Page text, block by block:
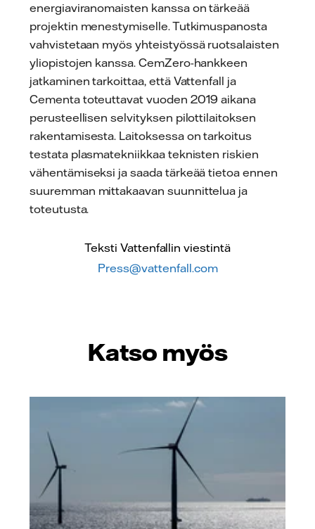
energiaviranomaisten kanssa on tärkeää
projektin menestymiselle. Tutkimuspanosta
vahvistetaan myös yhteistyössä ruotsalaisten
yliopistojen kanssa. CemZero-hankkeen
jatkaminen tarkoittaa, että Vattenfall ja
Cementa toteuttavat vuoden 2019 aikana
perusteellisen selvityksen pilottilaitoksen
rakentamisesta. Laitoksessa on tarkoitus
testata plasmatekniikkaa teknisten riskien
vähentämiseksi ja saada tärkeää tietoa ennen
suuremman mittakaavan suunnittelua ja
toteutusta.
Teksti Vattenfallin viestintä
Press@vattenfall.com
Katso myös